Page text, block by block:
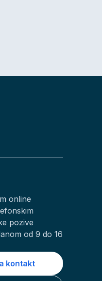
online
pozive
od 9 do 16
kontakt